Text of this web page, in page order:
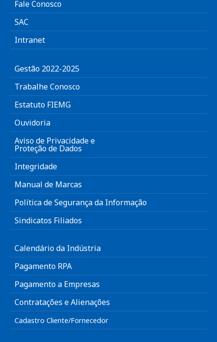
Fale Conosco
SAC
Intranet
Gestão 2022-2025
Trabalhe Conosco
Estatuto FIEMG
Ouvidoria
Aviso de Privacidade e
Proteção de Dados
Integridade
Manual de Marcas
Política de Segurança da Informação
Sindicatos Filiados
Calendário da Indústria
Pagamento RPA
Pagamento a Empresas
Contratações e Alienações
Cadastro Cliente/Fornecedor